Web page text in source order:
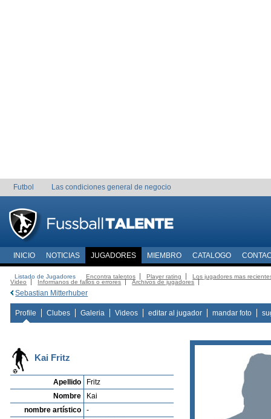
Futbol Las condiciones general de negocio
INICIO NOTICIAS JUGADORES MIEMBRO CATALOGO
Listado de Jugadores Encontra talentos Player rating
Los jugadores mas
Video
Informanos de fallos o errores Archivos de jugadores
Sebastian Mitterhuber
Profile Clubes Galeria Videos editar al jugador mandar foto
Kai Fritz
Apellido
Fritz
Nombre
Kai
nombre artístico
-